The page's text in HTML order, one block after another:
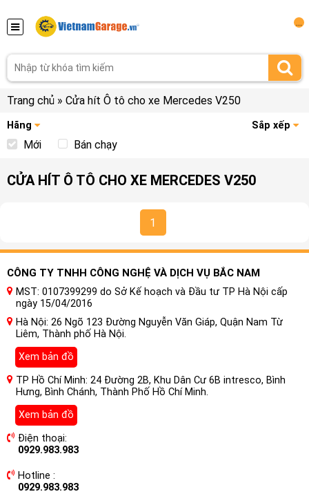
Trang chủ » Cửa hít Ô tô cho xe Mercedes V250
Hãng Sắp xếp
Mới Bán chạy
CỬA HÍT Ô TÔ CHO XE MERCEDES V250
1
CÔNG TY TNHH CÔNG NGHỆ VÀ DỊCH VỤ BẮC NAM
MST: 0107399299 do Sở Kế hoạch và Đầu tư TP Hà Nội cấp
ngày 15/04/2016
Hà Nội: 26 Ngõ 123 Đường Nguyễn Văn Giáp, Quận Nam Từ
Liêm, Thành phố Hà Nội.
Xem bản đồ
TP Hồ Chí Minh: 24 Đường 2B, Khu Dân Cư 6B intresco, Bình
Hưng, Bình Chánh, Thành Phố Hồ Chí Minh.
Xem bản đồ
Điện thoại:
0929.983.983
Hotline :
0929.983.983